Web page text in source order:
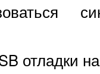
отладки